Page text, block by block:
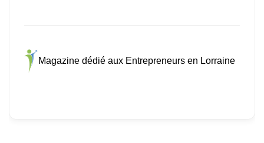
Magazine dédié aux Entrepreneurs en Lorraine